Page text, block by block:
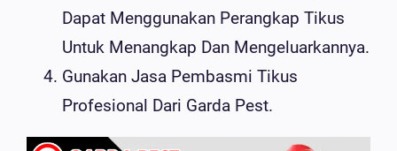
Dapat Menggunakan Perangkap Tikus
Untuk Menangkap Dan Mengeluarkannya.
Gunakan Jasa Pembasmi Tikus
Profesional Dari Garda Pest.